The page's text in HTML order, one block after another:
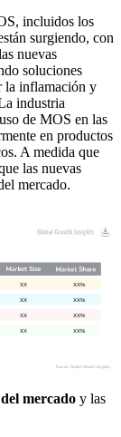
incluidos los
surgiendo, con
nuevas
soluciones
la inflamación y
industria
de MOS en las
en productos
A medida que
las nuevas
mercado.
XX%
XX
XX%
XX
XX%
XX
XX%
XX
mercado y las